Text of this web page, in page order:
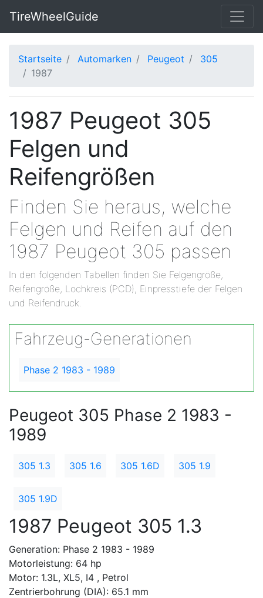
TireWheelGuide
Startseite Automarken Peugeot
305
1987
1987 Peugeot 305
Felgen und
Reifengrößen
Finden Sie heraus, welche
Felgen und Reifen auf den
1987 Peugeot 305 passen
In den folgenden Tabellen finden Sie Felgengröße,
Reifengröße, Lochkreis (PCD), Einpresstiefe der Felgen
und Reifendruck.
Fahrzeug-Generationen
Phase 2 1983 - 1989
Peugeot 305 Phase 2 1983 -
1989
305 1.3 305 1.6 305 1.6D 305 1.9
305 1.9D
1987 Peugeot 305 1.3
Generation: Phase 2 1983 - 1989
Motorleistung: 64 hp
Motor: 1.3L, XL5, I4 , Petrol
Zentrierbohrung (DIA): 65.1 mm